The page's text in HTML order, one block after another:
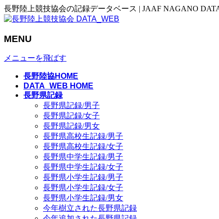
長野陸上競技協会の記録データベース | JAAF NAGANO
MENU
メニューを飛ばす
長野陸協HOME
DATA_WEB HOME
長野県記録
長野県記録/男子
長野県記録/女子
長野県記録/男女
長野県高校生記録/男子
長野県高校生記録/女子
長野県中学生記録/男子
長野県中学生記録/女子
長野県小学生記録/男子
長野県小学生記録/女子
長野県小学生記録/男女
今年樹立された長野県記録